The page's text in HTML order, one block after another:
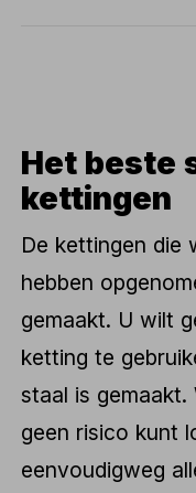
Het beste
kettingen
De kettingen die
hebben
gemaakt. U wilt
ketting te
staal is
geen risico kunt
eenvoudigweg